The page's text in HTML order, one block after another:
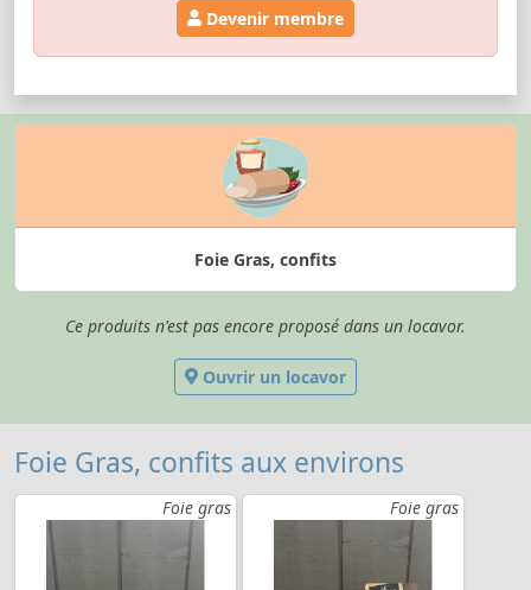
Devenir membre
Foie Gras, confits
Ce produits n'est pas encore proposé dans un locavor.
Ouvrir un locavor
Foie Gras, confits aux environs
Foie gras Foie gras